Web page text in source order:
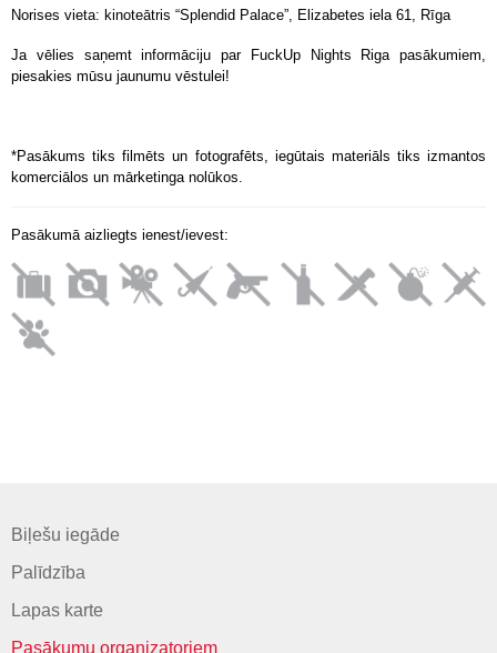
Norises vieta: kinoteātris “Splendid Palace”, Elizabetes iela 61, Rīga
Ja vēlies saņemt informāciju par FuckUp Nights Riga pasākumiem,
piesakies mūsu jaunumu vēstulei!
*Pasākums tiks filmēts un fotografēts, iegūtais materiāls tiks izmantos
komerciālos un mārketinga nolūkos.
Pasākumā aizliegts ienest/ievest:
Biļešu iegāde
Palīdzība
Lapas karte
Pasākumu organizatoriem